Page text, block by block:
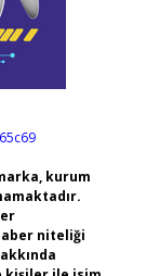
kurum
niteliği